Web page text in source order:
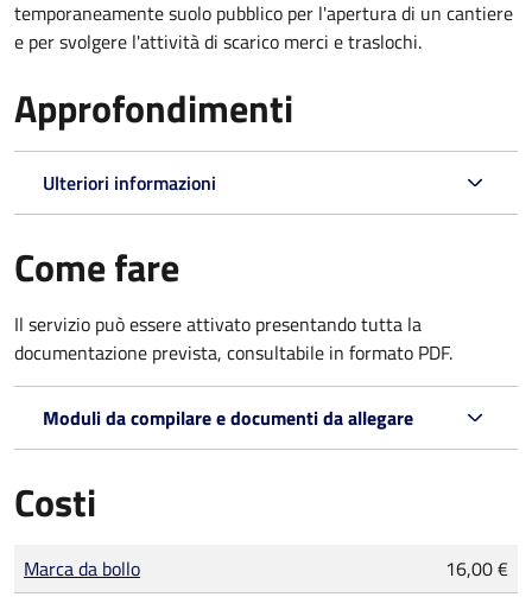
temporaneamente suolo pubblico per l'apertura di un cantiere
e per svolgere l'attività di scarico merci e traslochi.
Approfondimenti
Ulteriori informazioni
Come fare
Il servizio può essere attivato presentando tutta la
documentazione prevista, consultabile in formato PDF.
Moduli da compilare e documenti da allegare
Costi
Tipo di pagamento
Importo
Marca da bollo 16,00 €